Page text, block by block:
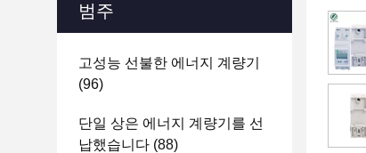
범주
고성능 선불한 에너지 계량기
(96)
단일 상은 에너지 계량기를 선
납했습니다 (88)